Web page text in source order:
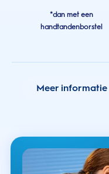
*dan met een
handtandenborstel
Meer informatie